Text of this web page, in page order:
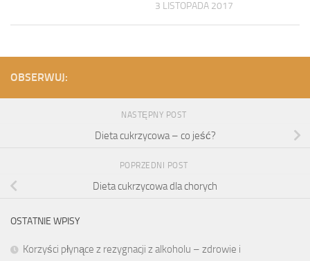
3 LISTOPADA 2017
OBSERWUJ:
NASTĘPNY POST
Dieta cukrzycowa – co jeść?
POPRZEDNI POST
Dieta cukrzycowa dla chorych
OSTATNIE WPISY
Korzyści płynące z rezygnacji z alkoholu – zdrowie i